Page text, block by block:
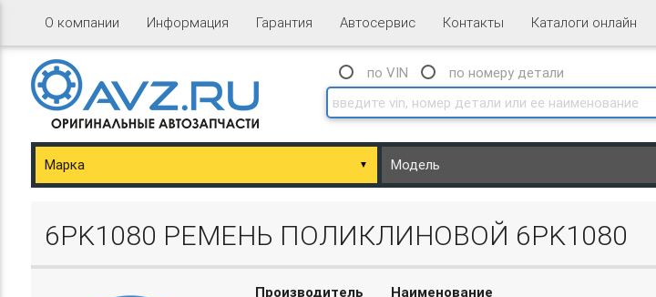
О компании Информация Гарантия Автосервис Контакты Каталоги онлайн
по VIN
по номеру детали
▼
6PK1080 РЕМЕНЬ ПОЛИКЛИНОВОЙ 6PK1080
Производитель Наименование